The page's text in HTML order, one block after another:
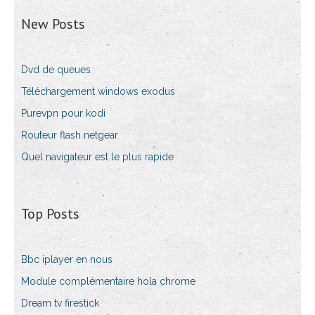
New Posts
Dvd de queues
Téléchargement windows exodus
Purevpn pour kodi
Routeur flash netgear
Quel navigateur est le plus rapide
Top Posts
Bbc iplayer en nous
Module complémentaire hola chrome
Dream tv firestick